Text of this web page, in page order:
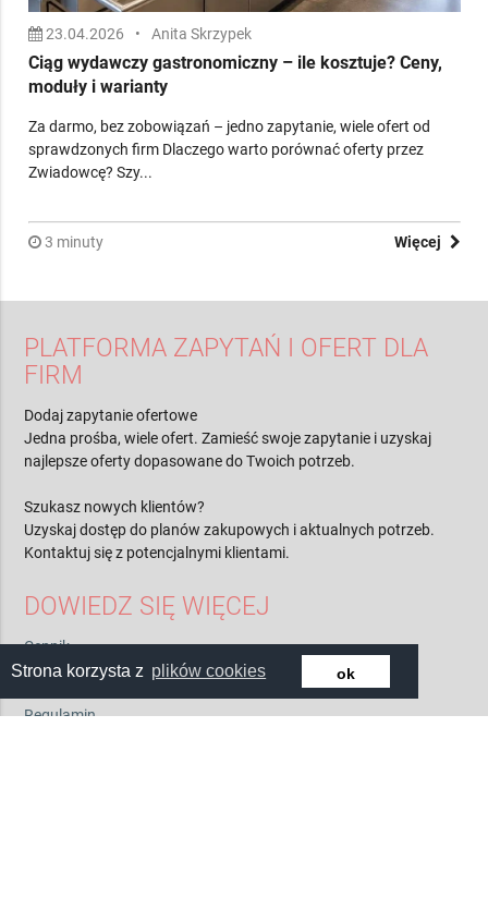
Strona korzysta z plików cookies ok
23.04.2026 Anita Skrzypek
moduły i warianty
Za darmo, bez zobowiązań – jedno zapytanie, wiele ofert od
PLATFORMA ZAPYTAŃ I OFERT DLA
FIRM
Dodaj zapytanie ofertowe
najlepsze oferty dopasowane do Twoich potrzeb.
Szukasz nowych klientów?
Kontaktuj się z potencjalnymi klientami.
DOWIEDZ SIĘ WIĘCEJ
Kontakt